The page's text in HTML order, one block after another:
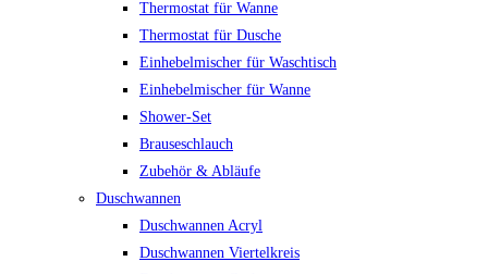
Thermostat für Wanne
Thermostat für Dusche
Einhebelmischer für Waschtisch
Einhebelmischer für Wanne
Shower-Set
Brauseschlauch
Zubehör & Abläufe
Duschwannen
Duschwannen Acryl
Duschwannen Viertelkreis